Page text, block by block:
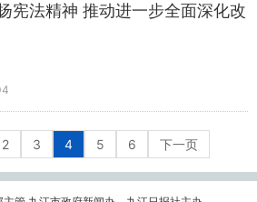
宪法精神 推动进一步全面深化改
2 3 4 5 6 下一页